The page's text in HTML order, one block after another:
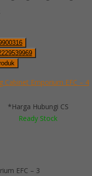
Cabinet Emporium EFC – 4
*Harga Hubungi CS
Ready Stock
EFC – 3